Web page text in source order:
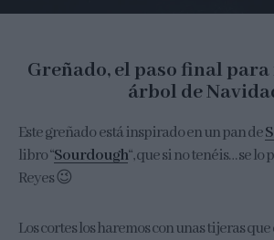
Greñado, el paso final
árbol de
Este greñado está inspirado en un pan de
libro “Sourdough“, que si no tenéis… se lo
Reyes 😉
Los cortes los haremos con unas tijeras